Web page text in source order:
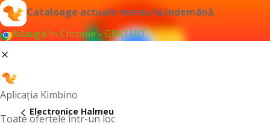
Cataloage actuale mereu la îndemână
Adaugă în Chrome - GRATUIT
Aplicația Kimbino
Toate ofertele într-un loc
Electronice Halmeu